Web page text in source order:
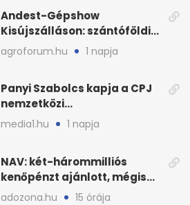
Andest-Gépshow
Kisújszálláson: szántóföldi
bemutató 2026. augusztus
12-én
agroforum.hu 1 napja
Panyi Szabolcs kapja a CPJ
nemzetközi
sajtószabadság-díját
media1.hu 1 napja
NAV: két-hárommilliós
kenőpénzt ajánlott, mégis
lefoglalták a hamis árut
adozona.hu 15 órája